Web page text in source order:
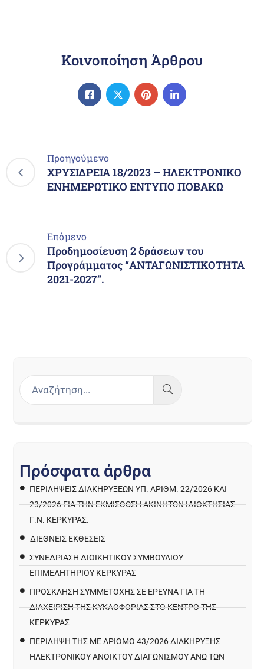
Κοινοποίηση Άρθρου
Προηγούμενο
ΧΡΥΣΙΔΡΕΙΑ 18/2023 – ΗΛΕΚΤΡΟΝΙΚΟ
ΕΝΗΜΕΡΩΤΙΚΟ ΕΝΤΥΠΟ ΠΟΒΑΚΩ
Επόμενο
Προδημοσίευση 2 δράσεων του
Προγράμματος “ΑΝΤΑΓΩΝΙΣΤΙΚΟΤΗΤΑ
2021-2027”.
Πρόσφατα άρθρα
ΠΕΡΙΛΉΨΕΙΣ ΔΙΑΚΗΡΎΞΕΩΝ ΥΠ. ΑΡΙΘΜ. 22/2026 ΚΑΙ
23/2026 ΓΙΑ ΤΗΝ ΕΚΜΊΣΘΩΣΗ ΑΚΙΝΉΤΩΝ ΙΔΙΟΚΤΗΣΊΑΣ
Γ.Ν. ΚΈΡΚΥΡΑΣ.
ΔΙΕΘΝΕΙΣ ΕΚΘΕΣΕΙΣ
ΣΥΝΕΔΡΙΑΣΗ ΔΙΟΙΚΗΤΙΚΟΥ ΣΥΜΒΟΥΛΙΟΥ
ΕΠΙΜΕΛΗΤΗΡΙΟΥ ΚΕΡΚΥΡΑΣ
ΠΡΌΣΚΛΗΣΗ ΣΥΜΜΕΤΟΧΉΣ ΣΕ ΈΡΕΥΝΑ ΓΙΑ ΤΗ
ΔΙΑΧΕΊΡΙΣΗ ΤΗΣ ΚΥΚΛΟΦΟΡΊΑΣ ΣΤΟ ΚΈΝΤΡΟ ΤΗΣ
ΚΈΡΚΥΡΑΣ
ΠΕΡΙΛΗΨΗ ΤΗΣ ΜΕ ΑΡΙΘΜΟ 43/2026 ΔΙΑΚΗΡΥΞΗΣ
ΗΛΕΚΤΡΟΝΙΚΟΥ ΑΝΟΙΚΤΟΥ ΔΙΑΓΩΝΙΣΜΟΥ ΑΝΩ ΤΩΝ